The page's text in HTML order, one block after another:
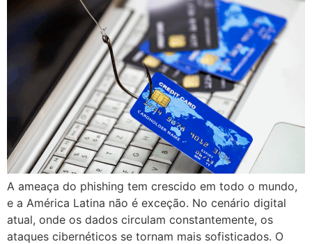
A ameaça do phishing tem crescido em todo o mundo,
e a América Latina não é exceção. No cenário digital
atual, onde os dados circulam constantemente, os
ataques cibernéticos se tornam mais sofisticados. O